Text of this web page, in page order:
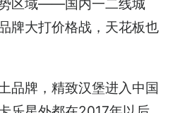
区域——国内一二线城
牌大打价格战，天花板也
品牌，精致汉堡进入中国